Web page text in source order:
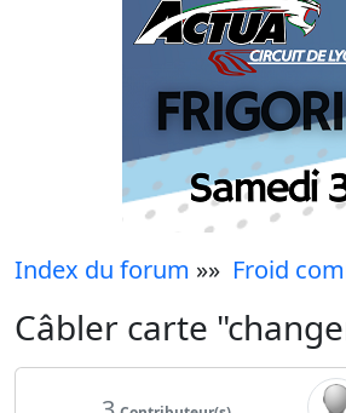
Index du forum »» Froid
Câbler carte